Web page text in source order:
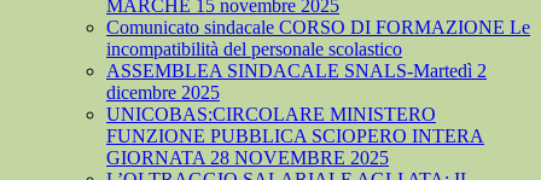
MARCHE 15 novembre 2025
Comunicato sindacale CORSO DI FORMAZIONE Le
incompatibilità del personale scolastico
ASSEMBLEA SINDACALE SNALS-Martedì 2
dicembre 2025
UNICOBAS:CIRCOLARE MINISTERO
FUNZIONE PUBBLICA SCIOPERO INTERA
GIORNATA 28 NOVEMBRE 2025